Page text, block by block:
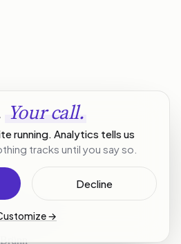
vorbehalten.
Your call.
running. Analytics tells us
tracks until you say so.
Decline
→